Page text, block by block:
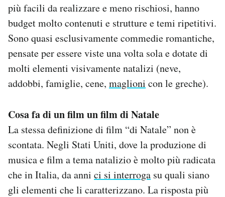
più facili da realizzare e meno rischiosi, hanno
budget molto contenuti e strutture e temi ripetitivi.
Sono quasi esclusivamente commedie romantiche,
pensate per essere viste una volta sola e dotate di
molti elementi visivamente natalizi (neve,
addobbi, famiglie, cene, maglioni con le greche).
Cosa fa di un film un film di Natale
La stessa definizione di film “di Natale” non è
scontata. Negli Stati Uniti, dove la produzione di
musica e film a tema natalizio è molto più radicata
che in Italia, da anni ci si interroga su quali siano
gli elementi che li caratterizzano. La risposta più